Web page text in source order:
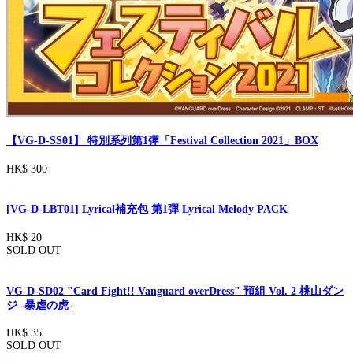
【VG-D-SS01】 特別系列第1彈「Festival Collection 2021」BOX
HK$ 300
[VG-D-LBT01] Lyrical補充包 第1彈 Lyrical Melody PACK
HK$ 20
SOLD OUT
VG-D-SD02 "Card Fight!! Vanguard overDress" 預組 Vol. 2 桃山ダン
ジ -暴虐の虎-
HK$ 35
SOLD OUT